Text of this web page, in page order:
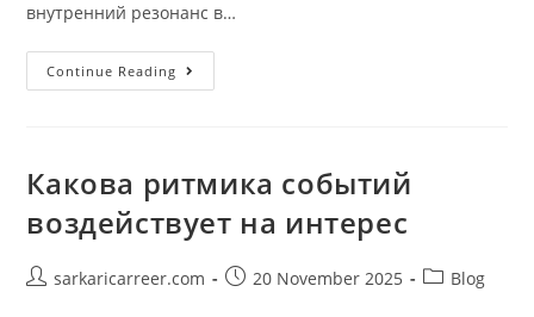
внутренний резонанс в…
Continue Reading Почему
Человечество
Какова ритмика событий
воздействует на интерес
Postsarkaricarreer.com
Post20 November 2025
PostBlog